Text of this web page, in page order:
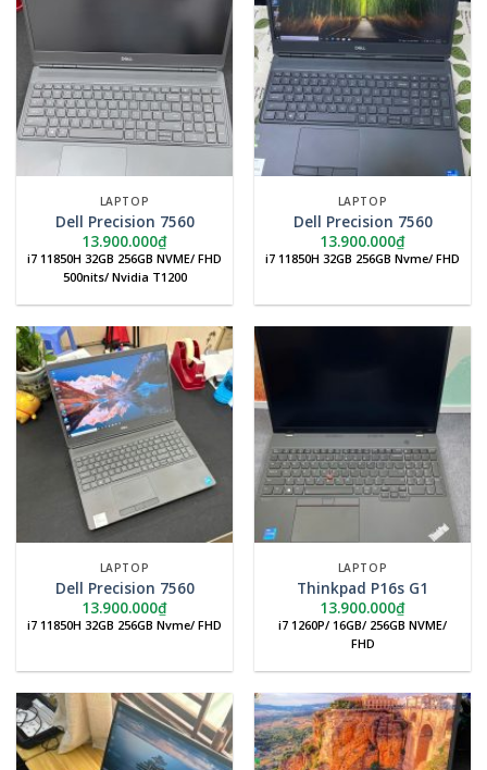
LAPTOP
Dell Precision 7560
13.900.000₫
i7 11850H 32GB 256GB NVME/ FHD
500nits/ Nvidia T1200
LAPTOP
Dell Precision 7560
13.900.000₫
i7 11850H 32GB 256GB Nvme/ FHD
LAPTOP
Dell Precision 7560
13.900.000₫
i7 11850H 32GB 256GB Nvme/ FHD
LAPTOP
Thinkpad P16s G1
13.900.000₫
i7 1260P/ 16GB/ 256GB NVME/
FHD